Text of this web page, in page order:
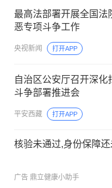
最高法部署开展全国法
恶专项斗争工作
央视新闻 打开APP
自治区公安厅召开深化
斗争部署推进会
平安西藏 打开APP
核验未通过,身份保障
广告 鼎立健康小助手